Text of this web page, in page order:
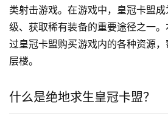
类射击游戏。在游戏中，皇冠卡盟
级、获取稀有装备的重要途径之一
过皇冠卡盟购买游戏内的各种资源
层楼。
什么是绝地求生皇冠卡盟？